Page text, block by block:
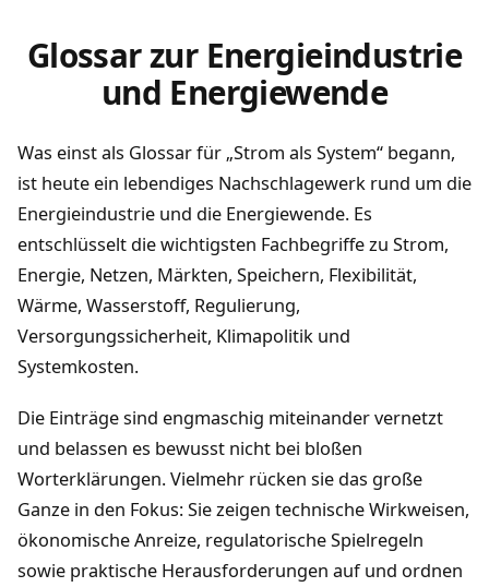
Glossar zur Energieindustrie
und Energiewende
Was einst als Glossar für „Strom als System“ begann,
ist heute ein lebendiges Nachschlagewerk rund um die
Energieindustrie und die Energiewende. Es
entschlüsselt die wichtigsten Fachbegriffe zu Strom,
Energie, Netzen, Märkten, Speichern, Flexibilität,
Wärme, Wasserstoff, Regulierung,
Versorgungssicherheit, Klimapolitik und
Systemkosten.
Die Einträge sind engmaschig miteinander vernetzt
und belassen es bewusst nicht bei bloßen
Worterklärungen. Vielmehr rücken sie das große
Ganze in den Fokus: Sie zeigen technische Wirkweisen,
ökonomische Anreize, regulatorische Spielregeln
sowie praktische Herausforderungen auf und ordnen